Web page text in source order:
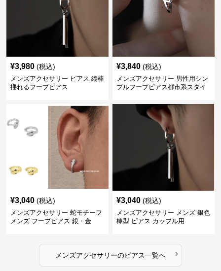
¥3,980 (税込)
メンズアクセサリー ピアス 縦棒
揺れるフープピアス
¥3,840 (税込)
メンズアクセサリー 男性用シン
プルフープピアス都市系スタイ
¥3,040 (税込)
メンズアクセサリー 蛇モチーフ
メンズ フープピアス 銀・金
¥3,040 (税込)
メンズアクセサリー メンズ 銀色
棒型 ピアス カップル用
メンズアクセサリーのピアス一覧へ ›